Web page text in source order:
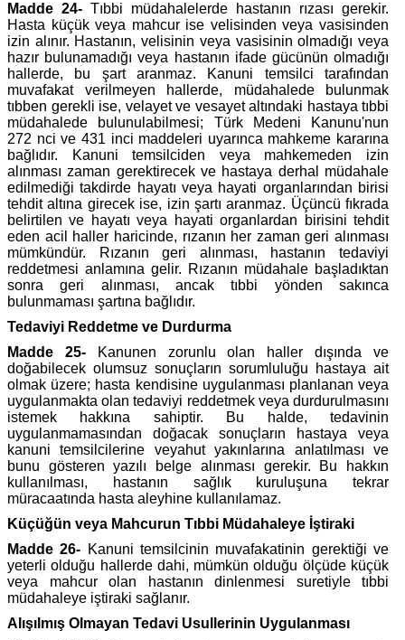
Madde 24- Tıbbi müdahalelerde hastanın rızası gerekir.
Hasta küçük veya mahcur ise velisinden veya vasisinden
izin alınır. Hastanın, velisinin veya vasisinin olmadığı veya
hazır bulunamadığı veya hastanın ifade gücünün olmadığı
hallerde, bu şart aranmaz. Kanuni temsilci tarafından
muvafakat verilmeyen hallerde, müdahalede bulunmak
tıbben gerekli ise, velayet ve vesayet altındaki hastaya tıbbi
müdahalede bulunulabilmesi; Türk Medeni Kanunu'nun
272 nci ve 431 inci maddeleri uyarınca mahkeme kararına
bağlıdır. Kanuni temsilciden veya mahkemeden izin
alınması zaman gerektirecek ve hastaya derhal müdahale
edilmediği takdirde hayatı veya hayati organlarından birisi
tehdit altına girecek ise, izin şartı aranmaz. Üçüncü fıkrada
belirtilen ve hayatı veya hayati organlardan birisini tehdit
eden acil haller haricinde, rızanın her zaman geri alınması
mümkündür. Rızanın geri alınması, hastanın tedaviyi
reddetmesi anlamına gelir. Rızanın müdahale başladıktan
sonra geri alınması, ancak tıbbi yönden sakınca
bulunmaması şartına bağlıdır.
Tedaviyi Reddetme ve Durdurma
Madde 25-Kanunen zorunlu olan haller dışında ve
doğabilecek olumsuz sonuçların sorumluluğu hastaya ait
olmak üzere; hasta kendisine uygulanması planlanan veya
uygulanmakta olan tedaviyi reddetmek veya durdurulmasını
istemek hakkına sahiptir. Bu halde, tedavinin
uygulanmamasından doğacak sonuçların hastaya veya
kanuni temsilcilerine veyahut yakınlarına anlatılması ve
bunu gösteren yazılı belge alınması gerekir. Bu hakkın
kullanılması, hastanın sağlık kuruluşuna tekrar
müracaatında hasta aleyhine kullanılamaz.
Küçüğün veya Mahcurun Tıbbi Müdahaleye İştiraki
Madde 26- Kanuni temsilcinin muvafakatinin gerektiği ve
yeterli olduğu hallerde dahi, mümkün olduğu ölçüde küçük
veya mahcur olan hastanın dinlenmesi suretiyle tıbbi
müdahaleye iştiraki sağlanır.
Alışılmış Olmayan Tedavi Usullerinin Uygulanması